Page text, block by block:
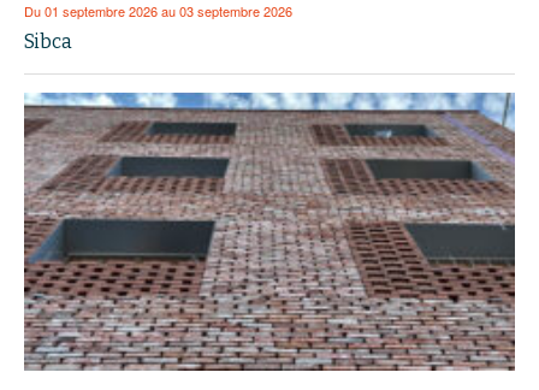
Du 01 septembre 2026 au 03 septembre 2026
Sibca